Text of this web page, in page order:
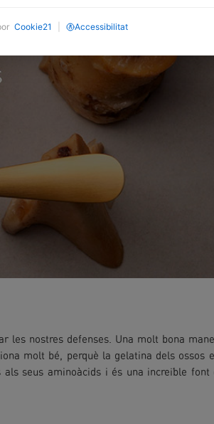
les nostres defenses. Una molt bona
molt bé, perquè la gelatina dels ossos
seus aminoàcids i és una increïble font
Cookie21 Accessibilitat